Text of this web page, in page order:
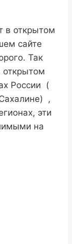
в открытом
сайте
Так
открытом
России (
,
эти
на